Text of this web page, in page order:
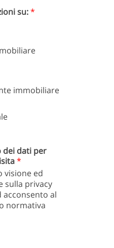
su:*
immobiliare
dei dati per
*
visione ed
sulla privacy
acconsento al
normativa